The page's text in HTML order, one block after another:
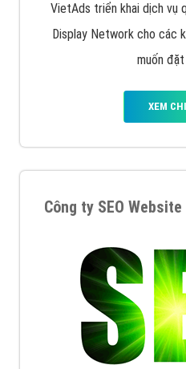
VietAds triển khai dịch vụ
Display Network cho các
muốn
XEM
Công ty SEO Website